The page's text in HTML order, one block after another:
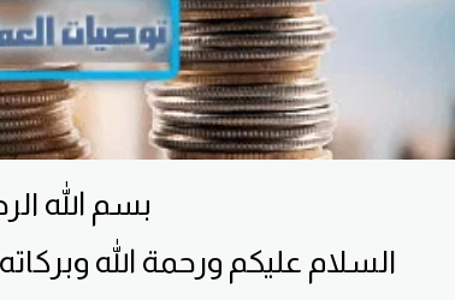
بسم الله